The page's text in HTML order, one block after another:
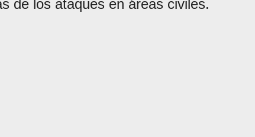
de los ataques en áreas civiles.